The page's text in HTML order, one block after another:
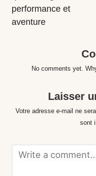
performance et
aventure
No comments yet.
Laisser
Votre adresse e-mail ne
sont